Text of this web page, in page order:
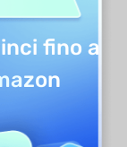
fino a